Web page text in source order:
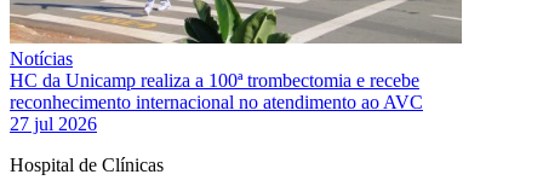
Notícias
HC da Unicamp realiza a 100ª trombectomia e recebe
reconhecimento internacional no atendimento ao AVC
27 jul 2026
Hospital de Clínicas